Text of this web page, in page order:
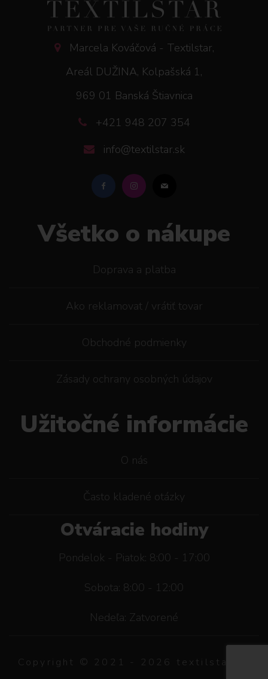
Marcela Kováčová - Textilstar,
Areál DUŽINA, Kolpašská 1,
969 01 Banská Štiavnica
+421 948 207 354
info@textilstar.sk
Všetko o nákupe
Doprava a platba
Ako reklamovat / vrátiť tovar
Obchodné podmienky
Zásady ochrany osobných údajov
Užitočné informácie
O nás
Často kladené otázky
Otváracie hodiny
Pondelok - Piatok: 8:00 - 17:00
Sobota: 8:00 - 12:00
Nedeľa: Zatvorené
Copyright © 2021 - 2026 textilstar.sk